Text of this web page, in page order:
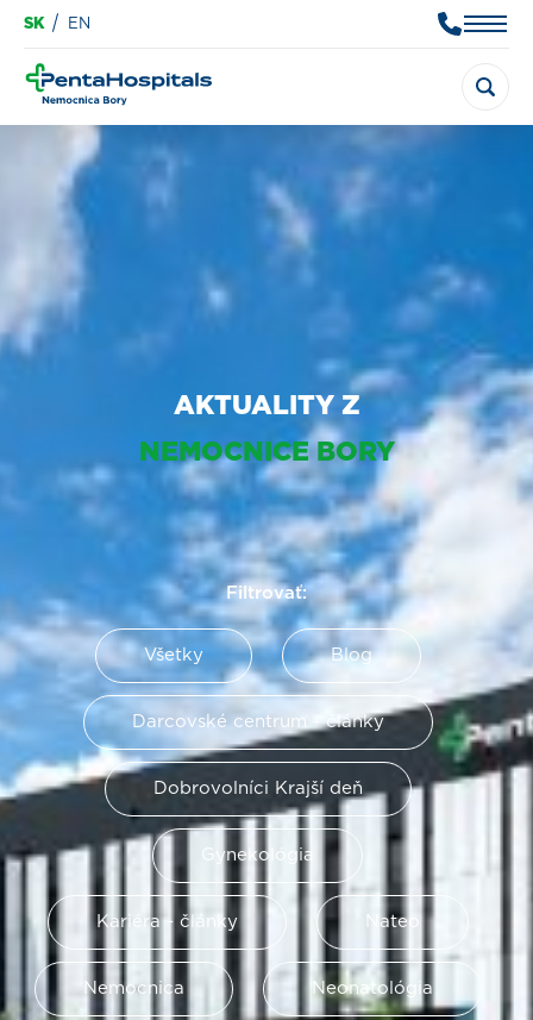
SK EN
AKTUALITY Z
NEMOCNICE BORY
Filtrovať:
Všetky Blog
Darcovské centrum - články
Dobrovolníci Krajší deň
Gynekológia
Kariéra - články Nateo
Nemocnica Neonatológia